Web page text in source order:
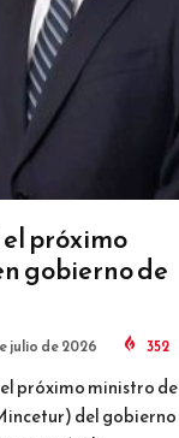
próximo
gobierno de
julio de 2026 352
próximo ministro de
del gobierno